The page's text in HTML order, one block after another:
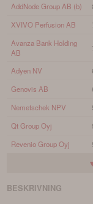
AddNode Group AB (b)
XVIVO Perfusion AB
Avanza Bank Holding
AB
Adyen NV
Genovis AB
Nemetschek NPV
Qt Group Oyj
Revenio Group Oyj
BESKRIVNING